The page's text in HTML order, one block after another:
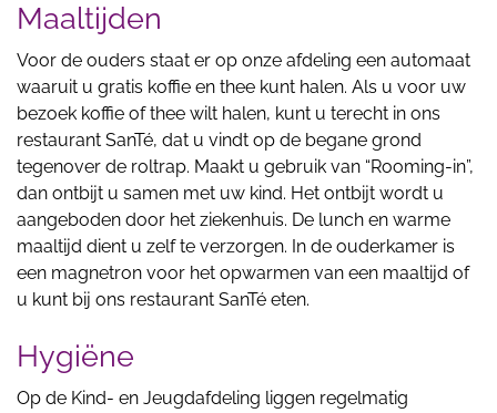
Maaltijden
Voor de ouders staat er op onze afdeling een automaat
waaruit u gratis koffie en thee kunt halen. Als u voor uw
bezoek koffie of thee wilt halen, kunt u terecht in ons
restaurant SanTé, dat u vindt op de begane grond
tegenover de roltrap. Maakt u gebruik van “Rooming-in”,
dan ontbijt u samen met uw kind. Het ontbijt wordt u
aangeboden door het ziekenhuis. De lunch en warme
maaltijd dient u zelf te verzorgen. In de ouderkamer is
een magnetron voor het opwarmen van een maaltijd of
u kunt bij ons restaurant SanTé eten.
Hygiëne
Op de Kind- en Jeugdafdeling liggen regelmatig